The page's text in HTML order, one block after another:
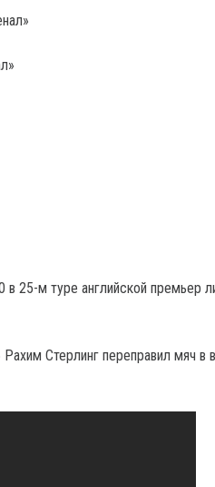
25-м туре английской премьер
Стерлинг переправил мяч в